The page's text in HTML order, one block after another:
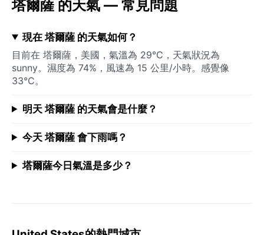
塔爾薩 的天氣 — 常見問題
現在 塔爾薩 的天氣如何？
目前在 塔爾薩，美國，氣溫為 29°C，天氣狀況為
sunny。濕度為 74%，風速為 15 公里/小時。感覺像
33°C。
明天 塔爾薩 的天氣會是什麼？
今天 塔爾薩 會下雨嗎？
塔爾薩今日氣溫是多少？